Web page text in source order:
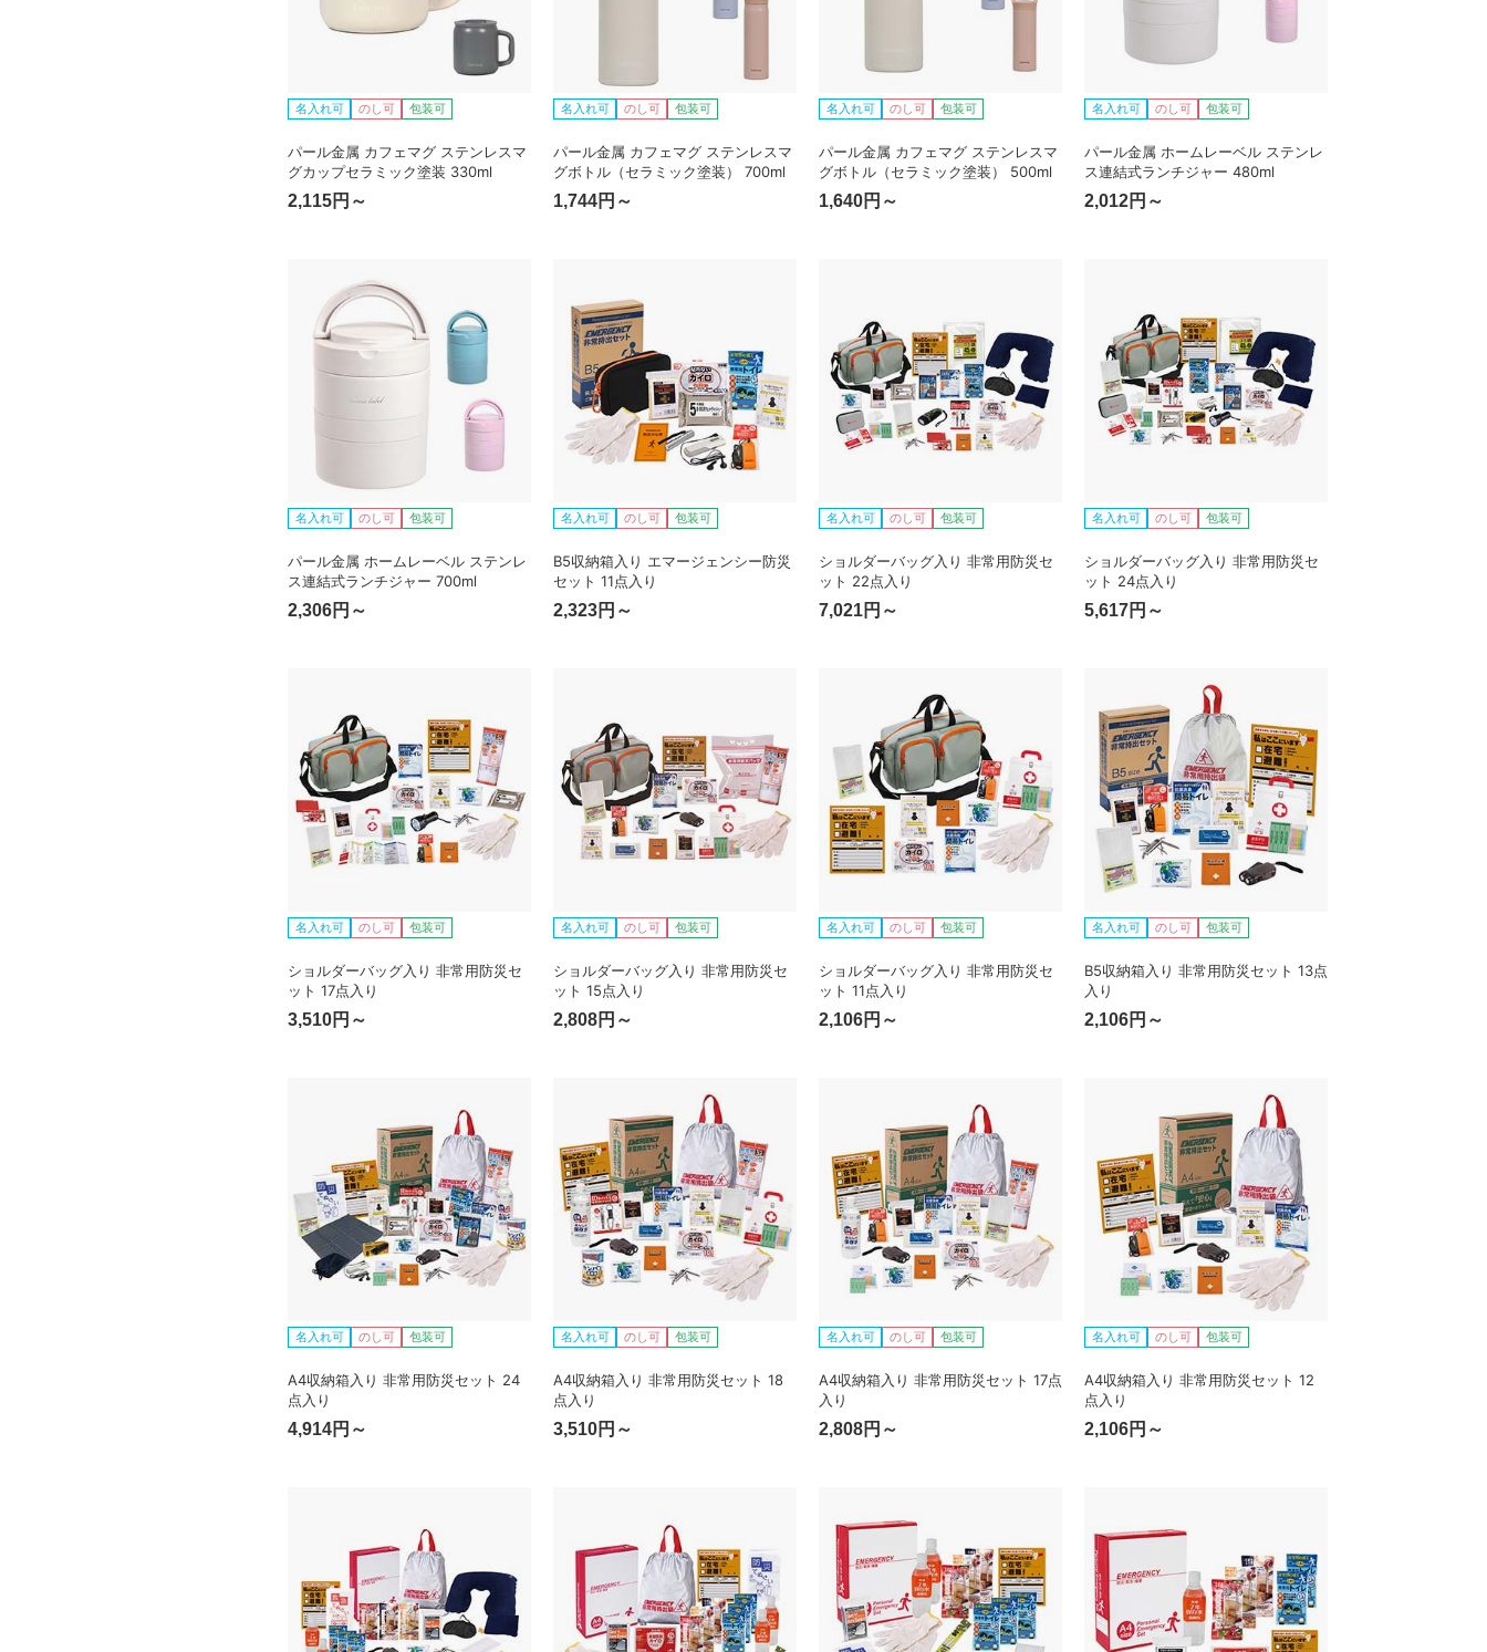
名入れ可 のし可 包装可
パール金属 カフェマグ ステンレスマ
グカップセラミック塗装 330ml
2,115円～
名入れ可 のし可 包装可
パール金属 カフェマグ ステンレスマ
グボトル（セラミック塗装） 700ml
1,744円～
名入れ可 のし可 包装可
パール金属 カフェマグ ステンレスマ
グボトル（セラミック塗装） 500ml
1,640円～
名入れ可 のし可 包装可
パール金属 ホームレーベル ステンレ
ス連結式ランチジャー 480ml
2,012円～
名入れ可 のし可 包装可
パール金属 ホームレーベル ステンレ
ス連結式ランチジャー 700ml
2,306円～
名入れ可 のし可 包装可
B5収納箱入り エマージェンシー防災
セット 11点入り
2,323円～
名入れ可 のし可 包装可
ショルダーバッグ入り 非常用防災セ
ット 22点入り
7,021円～
名入れ可 のし可 包装可
ショルダーバッグ入り 非常用防災セ
ット 24点入り
5,617円～
名入れ可 のし可 包装可
ショルダーバッグ入り 非常用防災セ
ット 17点入り
3,510円～
名入れ可 のし可 包装可
ショルダーバッグ入り 非常用防災セ
ット 15点入り
2,808円～
名入れ可 のし可 包装可
ショルダーバッグ入り 非常用防災セ
ット 11点入り
2,106円～
名入れ可 のし可 包装可
B5収納箱入り 非常用防災セット 13点
入り
2,106円～
名入れ可 のし可 包装可
A4収納箱入り 非常用防災セット 24
点入り
4,914円～
名入れ可 のし可 包装可
A4収納箱入り 非常用防災セット 18
点入り
3,510円～
名入れ可 のし可 包装可
A4収納箱入り 非常用防災セット 17点
入り
2,808円～
名入れ可 のし可 包装可
A4収納箱入り 非常用防災セット 12
点入り
2,106円～